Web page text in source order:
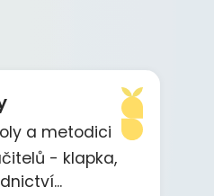
a metodici
- klapka,